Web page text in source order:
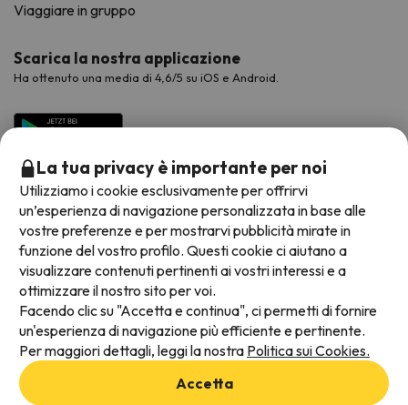
Viaggiare in gruppo
Scarica la nostra applicazione
Ha ottenuto una media di 4,6/5 su iOS e Android.
Metodi di pagamento disponibili
Termini e condizioni generali
Protezione dei dati
La tua privacy è importante per noi
Utilizziamo i cookie esclusivamente per offrirvi
un’esperienza di navigazione personalizzata in base alle
vostre preferenze e per mostrarvi pubblicità mirate in
funzione del vostro profilo. Questi cookie ci aiutano a
visualizzare contenuti pertinenti ai vostri interessi e a
ottimizzare il nostro sito per voi.
Facendo clic su "Accetta e continua", ci permetti di fornire
un'esperienza di navigazione più efficiente e pertinente.
Per maggiori dettagli, leggi la nostra Politica sui Cookies.
Accetta